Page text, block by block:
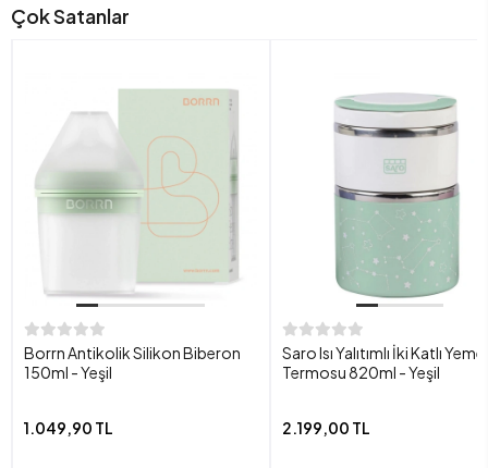
Çok Satanlar
Borrn Antikolik Silikon Biberon
150ml - Yeşil
1.049,90 TL
Saro Isı Yalıtımlı İki Katlı
Termosu 820ml - Yeşil
2.199,00 TL